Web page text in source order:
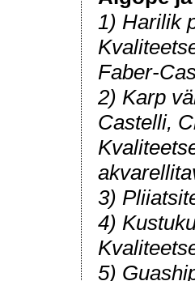
1) Harilik
Faber-
2) Karp
Castelli,
3)
4)
5)